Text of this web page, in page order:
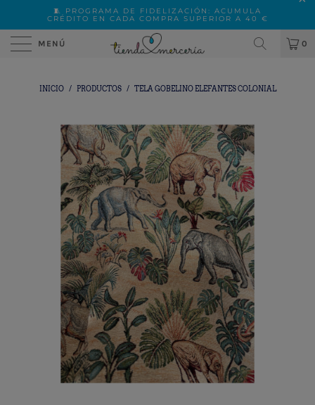
🧵 PROGRAMA DE FIDELIZACIÓN: ACUMULA
CRÉDITO EN CADA COMPRA SUPERIOR A 40 €
MENÚ 0
INICIO / PRODUCTOS / TELA GOBELINO ELEFANTES COLONIAL